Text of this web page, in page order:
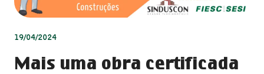
19/04/2024
Mais uma obra certificada